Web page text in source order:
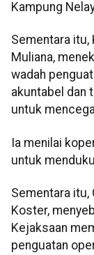
Kampung
Sementara itu,
Muliana,
wadah
akuntabel dan
untuk
Ia menilai
untuk
Sementara itu,
Koster,
Kejaksaan
penguatan